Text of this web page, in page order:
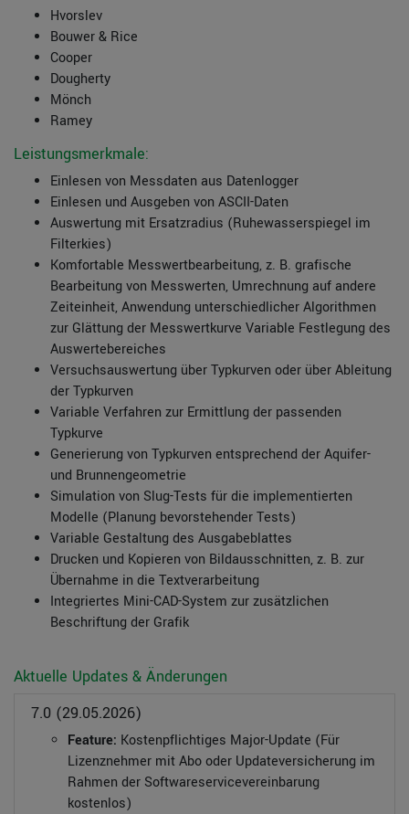
Hvorslev
Bouwer & Rice
Cooper
Dougherty
Mönch
Ramey
Leistungsmerkmale:
Einlesen von Messdaten aus Datenlogger
Einlesen und Ausgeben von ASCII-Daten
Auswertung mit Ersatzradius (Ruhewasserspiegel im
Filterkies)
Komfortable Messwertbearbeitung, z. B. grafische
Bearbeitung von Messwerten, Umrechnung auf andere
Zeiteinheit, Anwendung unterschiedlicher Algorithmen
zur Glättung der Messwertkurve Variable Festlegung des
Auswertebereiches
Versuchsauswertung über Typkurven oder über Ableitung
der Typkurven
Variable Verfahren zur Ermittlung der passenden
Typkurve
Generierung von Typkurven entsprechend der Aquifer-
und Brunnengeometrie
Simulation von Slug-Tests für die implementierten
Modelle (Planung bevorstehender Tests)
Variable Gestaltung des Ausgabeblattes
Drucken und Kopieren von Bildausschnitten, z. B. zur
Übernahme in die Textverarbeitung
Integriertes Mini-CAD-System zur zusätzlichen
Beschriftung der Grafik
Aktuelle Updates & Änderungen
7.0 (29.05.2026)
Feature: Kostenpflichtiges Major-Update (Für
Lizenznehmer mit Abo oder Updateversicherung im
Rahmen der Softwareservicevereinbarung
kostenlos)